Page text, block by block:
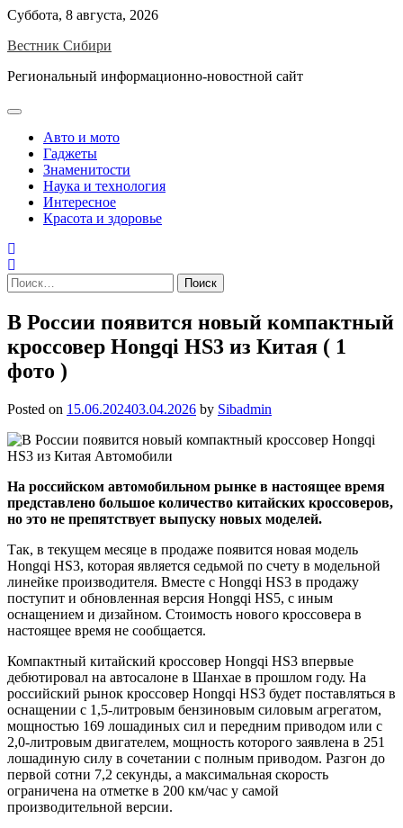
Skip
content
Суббота, 8 августа, 2026
Вестник Сибири
Региональный информационно-новостной сайт
Авто и мото
Гаджеты
Знаменитости
Наука и технология
Интересное
Красота и здоровье
Найти:
В России появится новый компактный
кроссовер Hongqi HS3 из Китая ( 1
фото )
Posted on 15.06.202403.04.2026 by Sibadmin
На российском автомобильном рынке в настоящее время
представлено большое количество китайских кроссоверов,
но это не препятствует выпуску новых моделей.
Так, в текущем месяце в продаже появится новая модель
Hongqi HS3, которая является седьмой по счету в модельной
линейке производителя. Вместе с Hongqi HS3 в продажу
поступит и обновленная версия Hongqi HS5, с иным
оснащением и дизайном. Стоимость нового кроссовера в
настоящее время не сообщается.
Компактный китайский кроссовер Hongqi HS3 впервые
дебютировал на автосалоне в Шанхае в прошлом году. На
российский рынок кроссовер Hongqi HS3 будет поставляться в
оснащении с 1,5-литровым бензиновым силовым агрегатом,
мощностью 169 лошадиных сил и передним приводом или с
2,0-литровым двигателем, мощность которого заявлена в 251
лошадиную силу в сочетании с полным приводом. Разгон до
первой сотни 7,2 секунды, а максимальная скорость
ограничена на отметке в 200 км/час у самой
производительной версии.